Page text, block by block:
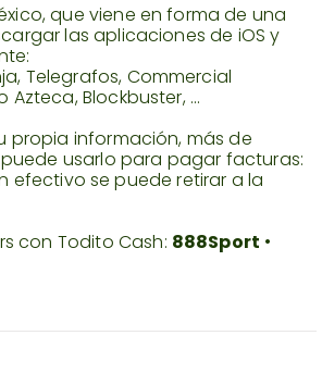
que viene en forma de una
las aplicaciones de iOS y
Telegrafos, Commercial
Azteca, Blockbuster, ...
propia información, más de
usarlo para pagar facturas:
efectivo se puede retirar a la
con Todito Cash: 888Sport •